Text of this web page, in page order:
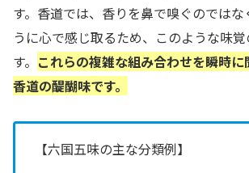
す。香道では、香りを鼻で嗅ぐのでは
うに心で感じ取るため、このような味
す。 これらの複雑な組み合わせを瞬時に
香道の醍醐味です。
【六国五味の主な分類例】